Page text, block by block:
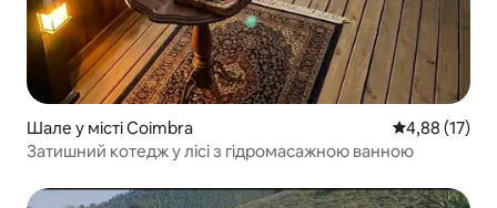
Шале у місті Coimbra Середня
4,88 (17)
Затишний котедж у лісі з гідромасажною ванною